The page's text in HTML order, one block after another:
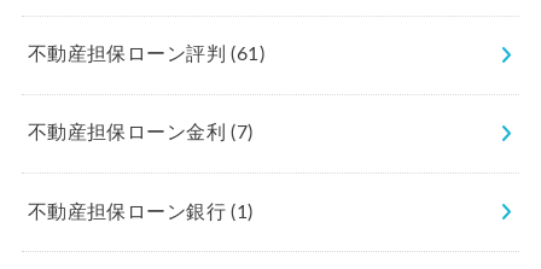
不動産担保ローン評判(61)
不動産担保ローン金利(7)
不動産担保ローン銀行(1)